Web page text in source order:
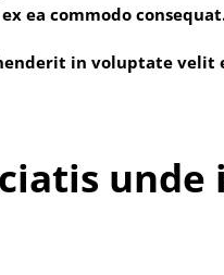
ea commodo
in voluptate velit
unde